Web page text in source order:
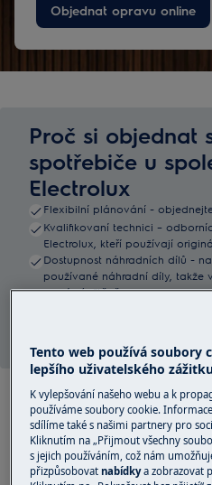
Objednat opravu online
Proč si objednat
spotřebiče u
Electrolux
Flexibilní plánování -
Kvalifikovaní technici –
Electrolux, kteří používají
Dostupnost náhradních dílů -
používané náhradní díly, takže
první návštěvě
Nabízíme bezstarostný servis
výrobě na všechny naše
spotřebič diagnostikovat a
Zobrazit více
Tento web používá soubory
lepšího uživatelského
K vylepšování našeho webu a k
používáme soubory cookie.
sdílíme také s našimi partnery pro
Kliknutím na „Přijmout všechny
s jejich používáním, což nám
přizpůsobovatnabídkya zobrazovat